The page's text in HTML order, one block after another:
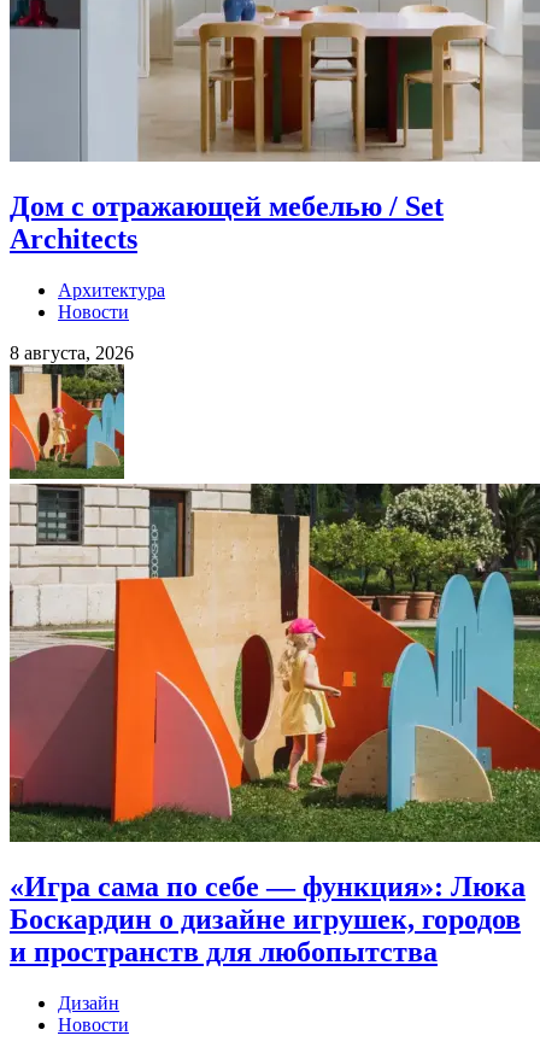
Дом с отражающей мебелью / Set
Architects
Архитектура
Новости
8 августа, 2026
«Игра сама по себе — функция»: Люка
Боскардин о дизайне игрушек, городов
и пространств для любопытства
Дизайн
Новости